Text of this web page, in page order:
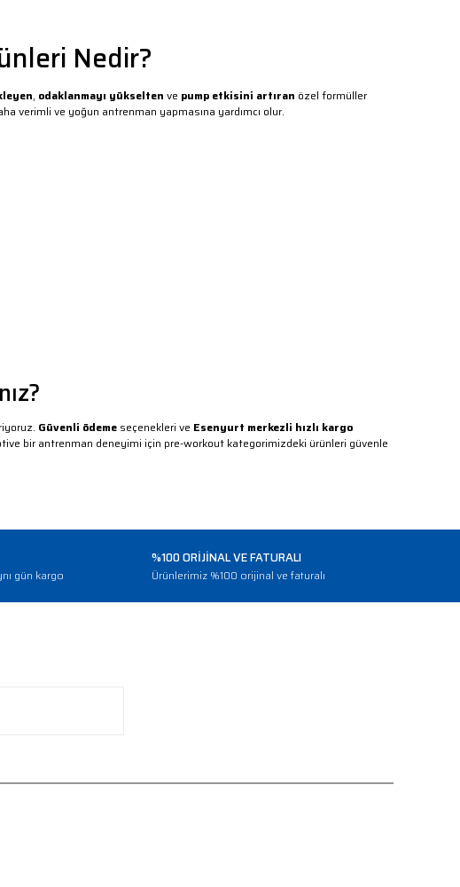
Nedir?
, odaklanmayı yükselten ve pump etkisini artıran özel formüller
verimli ve yoğun antrenman yapmasına yardımcı olur.
Güvenli ödemeseçenekleri ve Esenyurt merkezli hızlı kargo
bir antrenman deneyimi için pre-workout kategorimizdeki ürünleri güvenle
gün kargo
%100 ORİJİNAL VE FATURALI
Ürünlerimiz %100 orijinal ve faturalı